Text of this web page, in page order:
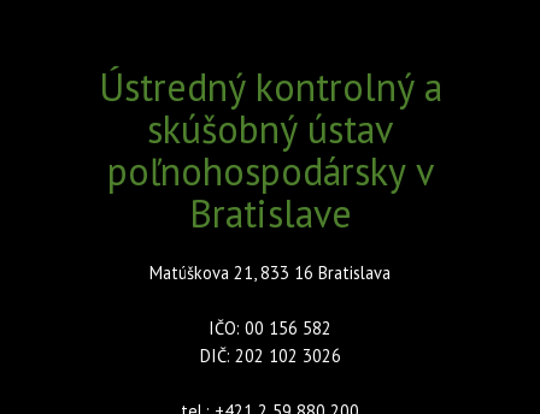
Ústredný kontrolný a
skúšobný ústav
poľnohospodársky v
Bratislave
Matúškova 21, 833 16 Bratislava
IČO: 00 156 582
DIČ: 202 102 3026